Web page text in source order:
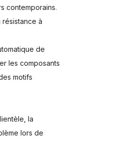
contemporains.
à
de
les composants
motifs
la
lors de